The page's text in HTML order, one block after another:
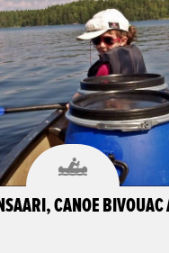

CANOE BIVOUAC